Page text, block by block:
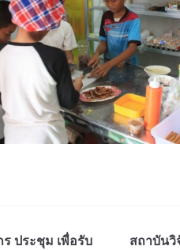
ประชุม เพื่อรับ
สถาบัน